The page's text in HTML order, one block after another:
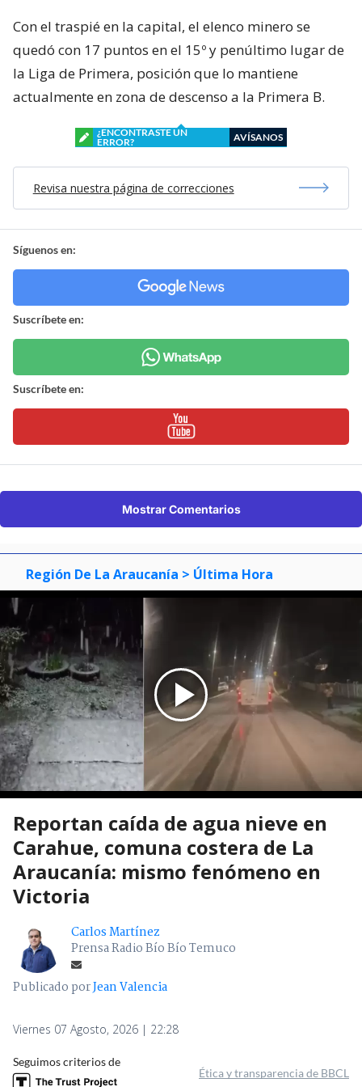
Con el traspié en la capital, el elenco minero se
quedó con 17 puntos en el 15º y penúltimo lugar de
la Liga de Primera, posición que lo mantiene
actualmente en zona de descenso a la Primera B.
¿ENCONTRASTE UN
ERROR?
AVÍSANOS
Revisa nuestra página de correcciones
Síguenos en:
Suscríbete en:
Suscríbete en:
Mostrar Comentarios
Región De La Araucanía > Última Hora
Reportan caída de agua nieve en
Carahue, comuna costera de La
Araucanía: mismo fenómeno en
Victoria
Carlos Martínez
Prensa Radio Bío Bío Temuco
Publicado porJean Valencia
Viernes 07 Agosto, 2026 | 22:28
Seguimos criterios de
Ética y transparencia de BBCL